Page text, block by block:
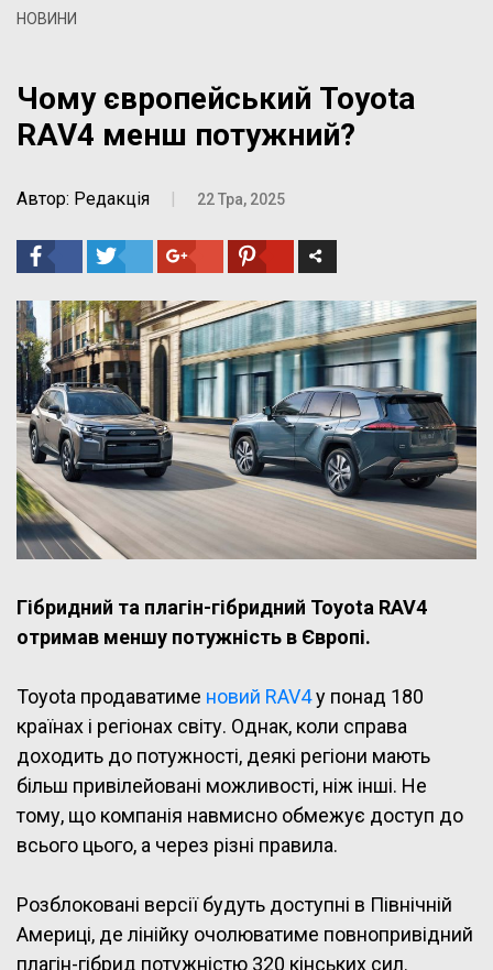
НОВИНИ
Чому європейський Toyota
RAV4 менш потужний?
Автор: Редакція | 22 Тра, 2025
Гібридний та плагін-гібридний Toyota RAV4
отримав меншу потужність в Європі.
Toyota продаватиме новий RAV4у понад 180
країнах і регіонах світу. Однак, коли справа
доходить до потужності, деякі регіони мають
більш привілейовані можливості, ніж інші. Не
тому, що компанія навмисно обмежує доступ до
всього цього, а через різні правила.
Розблоковані версії будуть доступні в Північній
Америці, де лінійку очолюватиме повнопривідний
плагін-гібрид потужністю 320 кінських сил.